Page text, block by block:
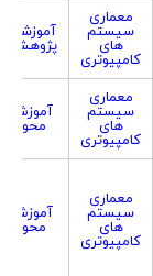
معماری
سیستم
های
کامپیوتری
آموزشی
پژوهشی
معماری
سیستم
های
کامپیوتری
آموزش
محور
معماری
سیستم
های
کامپیوتری
آموزش
محور